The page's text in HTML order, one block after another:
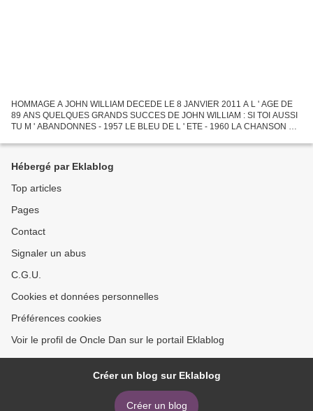
HOMMAGE A JOHN WILLIAM DECEDE LE 8 JANVIER 2011 A L ' AGE DE
89 ANS QUELQUES GRANDS SUCCES DE JOHN WILLIAM : SI TOI AUSSI
TU M ' ABANDONNES - 1957 LE BLEU DE L ' ETE - 1960 LA CHANSON D '
-...
Hébergé par Eklablog
Top articles
Pages
Contact
Signaler un abus
C.G.U.
Cookies et données personnelles
Préférences cookies
Voir le profil de Oncle Dan sur le portail Eklablog
Créer un blog sur Eklablog
Créer un blog